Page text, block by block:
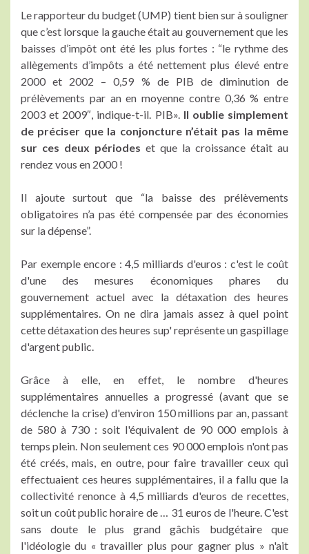
Le rapporteur du budget (UMP) tient bien sur à souligner
que c’est lorsque la gauche était au gouvernement que les
baisses d’impôt ont été les plus fortes : “le rythme des
allègements d’impôts a été nettement plus élevé entre
2000 et 2002 – 0,59 % de PIB de diminution de
prélèvements par an en moyenne contre 0,36 % entre
2003 et 2009″, indique-t-il. PIB». Il oublie simplement
de préciser que la conjoncture n’était pas la même
sur ces deux périodes et que la croissance était au
rendez vous en 2000 !
Il ajoute surtout que “la baisse des prélèvements
obligatoires n’a pas été compensée par des économies
sur la dépense”.
Par exemple encore : 4,5 milliards d'euros : c'est le coût
d'une des mesures économiques phares du
gouvernement actuel avec la détaxation des heures
supplémentaires. On ne dira jamais assez à quel point
cette détaxation des heures sup' représente un gaspillage
d'argent public.
Grâce à elle, en effet, le nombre d'heures
supplémentaires annuelles a progressé (avant que se
déclenche la crise) d'environ 150 millions par an, passant
de 580 à 730 : soit l'équivalent de 90 000 emplois à
temps plein. Non seulement ces 90 000 emplois n'ont pas
été créés, mais, en outre, pour faire travailler ceux qui
effectuaient ces heures supplémentaires, il a fallu que la
collectivité renonce à 4,5 milliards d'euros de recettes,
soit un coût public horaire de … 31 euros de l'heure. C'est
sans doute le plus grand gâchis budgétaire que
l'idéologie du « travailler plus pour gagner plus » n'ait